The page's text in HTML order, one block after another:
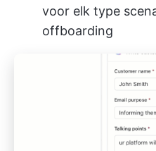
voor elk type
offboarding